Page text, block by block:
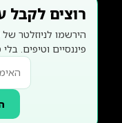
רוצים לקבל
הירשמו לניוזלטר
פיננסיים וטיפים.